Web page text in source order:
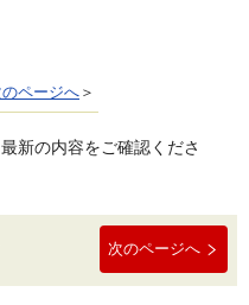
ページへ ＞
新の内容をご確認くださ
次のページへ